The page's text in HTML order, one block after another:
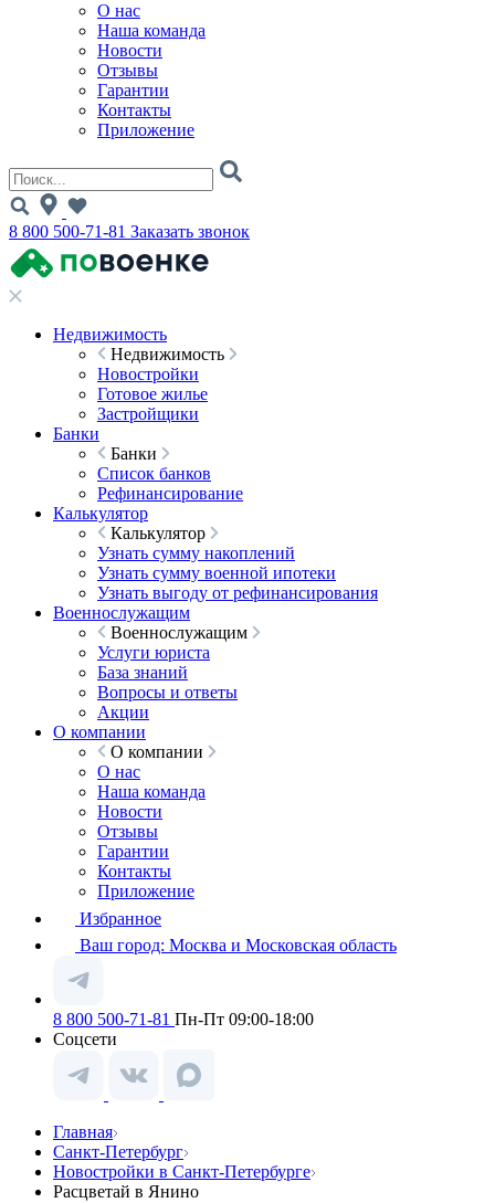
О нас
Наша команда
Новости
Отзывы
Гарантии
Контакты
Приложение
8 800 500-71-81 Заказать звонок
Недвижимость
Недвижимость
Новостройки
Готовое жилье
Застройщики
Банки
Банки
Список банков
Рефинансирование
Калькулятор
Калькулятор
Узнать сумму накоплений
Узнать сумму военной ипотеки
Узнать выгоду от рефинансирования
Военнослужащим
Военнослужащим
Услуги юриста
База знаний
Вопросы и ответы
Акции
О компании
О компании
О нас
Наша команда
Новости
Отзывы
Гарантии
Контакты
Приложение
Избранное
Ваш город: Москва и Московская область
8 800 500-71-81 Пн-Пт 09:00-18:00
Соцсети
Главная
Санкт-Петербург
Новостройки в Санкт-Петербурге
Расцветай в Янино